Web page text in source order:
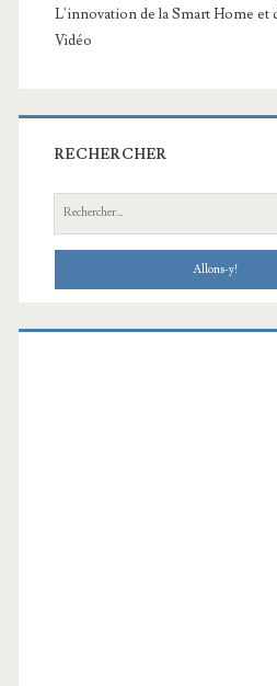
L'innovation de la Smart Home et
Vidéo
RECHERCHER
Recherche: